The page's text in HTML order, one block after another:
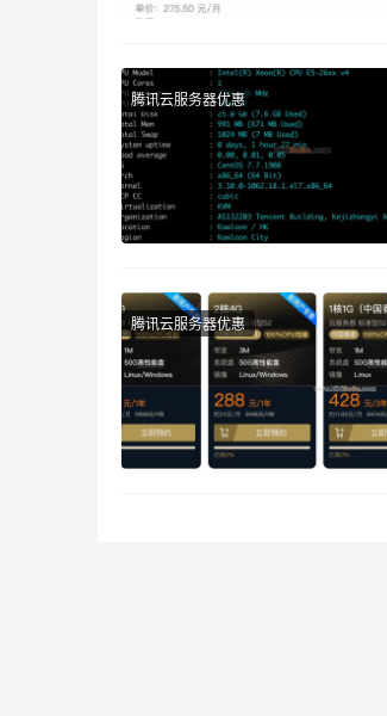
腾讯云服务器优惠
腾讯云服务器优惠